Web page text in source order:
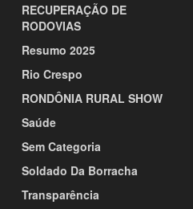
RECUPERAÇÃO DE
RODOVIAS
Resumo 2025
Rio Crespo
RONDÔNIA RURAL SHOW
Saúde
Sem Categoria
Soldado Da Borracha
Transparência